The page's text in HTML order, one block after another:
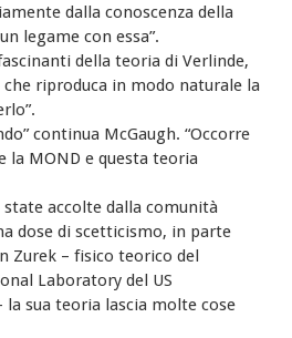
dalla conoscenza della
legame con essa”.
della teoria di Verlinde,
riproduca in modo naturale la
continua McGaugh. “Occorre
la MOND e questa teoria
state accolte dalla comunità
dose di scetticismo, in parte
Zurek – fisico teorico del
Laboratory del US
sua teoria lascia molte cose